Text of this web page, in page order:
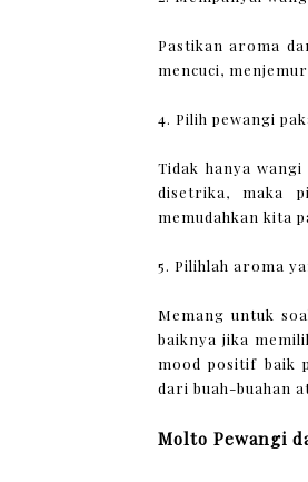
Pastikan aroma
mencuci,
4. Pilih pewangi
Tidak hanya
disetrika, maka
memudahkan kita
5. Pilihlah aroma
Memang untuk
baiknya jika
mood positif baik
dari buah-buahan
Molto Pewangi